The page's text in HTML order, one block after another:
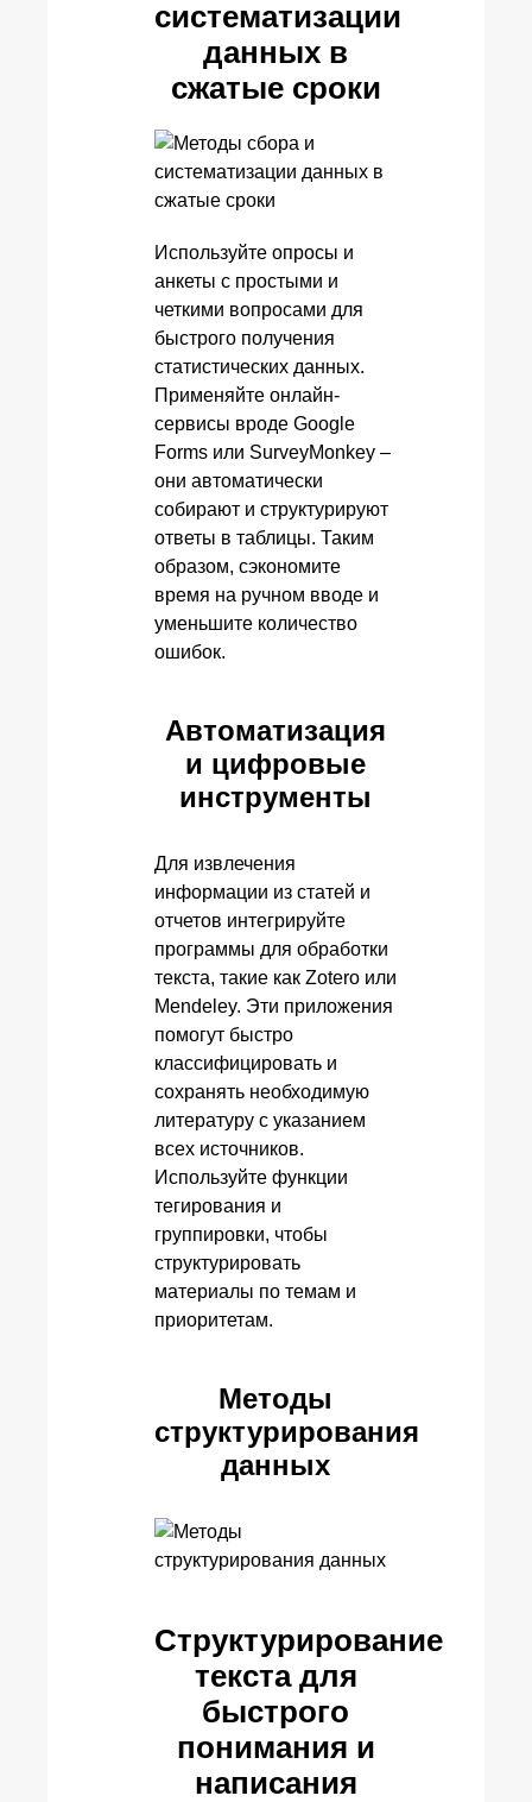
систематизации
данных в
сжатые сроки
Используйте опросы и
анкеты с простыми и
четкими вопросами для
быстрого получения
статистических данных.
Применяйте онлайн-
сервисы вроде Google
Forms или SurveyMonkey –
они автоматически
собирают и структурируют
ответы в таблицы. Таким
образом, сэкономите
время на ручном вводе и
уменьшите количество
ошибок.
Автоматизация
и цифровые
инструменты
Для извлечения
информации из статей и
отчетов интегрируйте
программы для обработки
текста, такие как Zotero или
Mendeley. Эти приложения
помогут быстро
классифицировать и
сохранять необходимую
литературу с указанием
всех источников.
Используйте функции
тегирования и
группировки, чтобы
структурировать
материалы по темам и
приоритетам.
Методы
структурирования
данных
Структурирование
текста для
быстрого
понимания и
написания